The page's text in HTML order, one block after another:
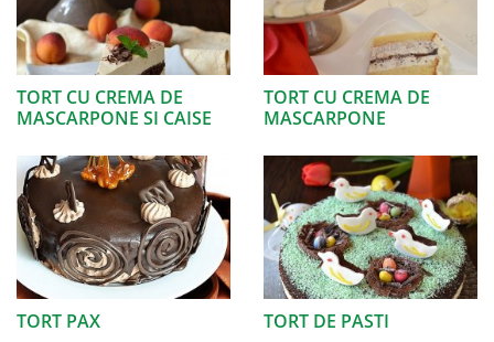
TORT CU CREMA DE
MASCARPONE SI CAISE
TORT CU CREMA DE
MASCARPONE
TORT PAX TORT DE PASTI